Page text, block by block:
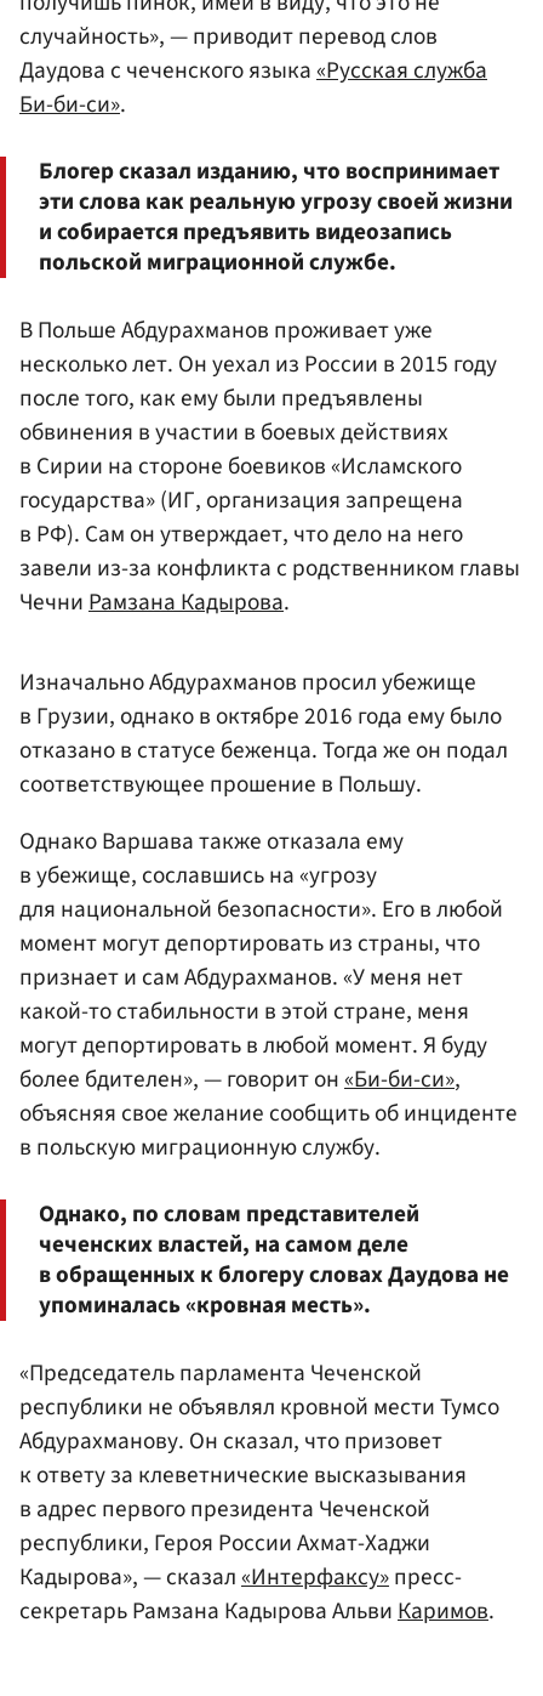
случайность», — приводит перевод слов
Даудова с чеченского языка«Русская служба
Би-би-си».
Блогер сказал изданию, что воспринимает
эти слова как реальную угрозу своей жизни
и собирается предъявить видеозапись
польской миграционной службе.
В Польше Абдурахманов проживает уже
несколько лет. Он уехал из России в 2015 году
после того, как ему были предъявлены
обвинения в участии в боевых действиях
в Сирии на стороне боевиков «Исламского
государства» (ИГ, организация запрещена
в РФ). Сам он утверждает, что дело на него
завели из-за конфликта с родственником главы
ЧечниРамзана Кадырова.
Изначально Абдурахманов просил убежище
в Грузии, однако в октябре 2016 года ему было
отказано в статусе беженца. Тогда же он подал
соответствующее прошение в Польшу.
Однако Варшава также отказала ему
в убежище, сославшись на «угрозу
для национальной безопасности». Его в любой
момент могут депортировать из страны, что
признает и сам Абдурахманов. «У меня нет
какой-то стабильности в этой стране, меня
могут депортировать в любой момент. Я буду
более бдителен», — говорит он«Би-би-си»,
объясняя свое желание сообщить об инциденте
в польскую миграционную службу.
Однако, по словам представителей
чеченских властей, на самом деле
в обращенных к блогеру словах Даудова не
упоминалась «кровная месть».
«Председатель парламента Чеченской
республики не объявлял кровной мести Тумсо
Абдурахманову. Он сказал, что призовет
к ответу за клеветнические высказывания
в адрес первого президента Чеченской
республики, Героя России Ахмат-Хаджи
Кадырова», — сказал«Интерфаксу»пресс-
секретарь Рамзана Кадырова АльвиКаримов.